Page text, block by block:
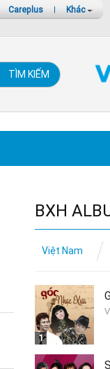
Careplus | Khác
TÌM KIẾM
BXH
Việt Nam
1